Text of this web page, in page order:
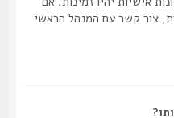
קשר עם המנהל הראשי